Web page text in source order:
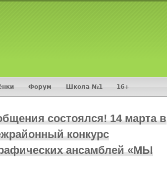
состоялся! 14 марта в
конкурс
ансамблей «МЫ
Форум Школа №1 16+